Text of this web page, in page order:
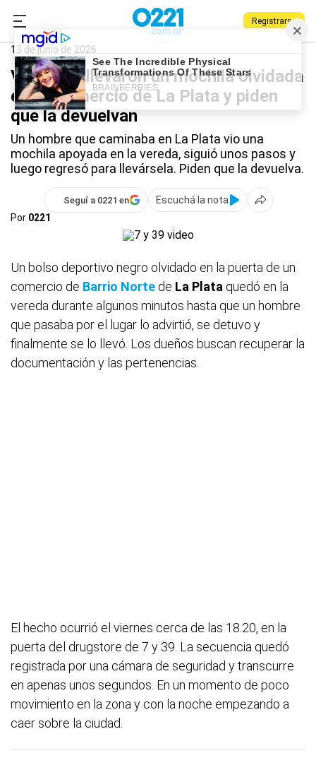
Registrarse
0221.com.ar
La Plata
13 de junio de 2026
Video: se llevaron un mochila olvidada
en un comercio de La Plata y piden
que la devuelvan
Un hombre que caminaba en La Plata vio una
mochila apoyada en la vereda, siguió unos pasos y
luego regresó para llevársela. Piden que la devuelva.
Seguí a 0221 en
Escuchá la nota
Por 0221
Un bolso deportivo negro olvidado en la puerta de un
comercio de Barrio Norte de La Plata quedó en la
vereda durante algunos minutos hasta que un hombre
que pasaba por el lugar lo advirtió, se detuvo y
finalmente se lo llevó. Los dueños buscan recuperar la
documentación y las pertenencias.
El hecho ocurrió el viernes cerca de las 18.20, en la
puerta del drugstore de 7 y 39. La secuencia quedó
registrada por una cámara de seguridad y transcurre
en apenas unos segundos. En un momento de poco
movimiento en la zona y con la noche empezando a
caer sobre la ciudad.